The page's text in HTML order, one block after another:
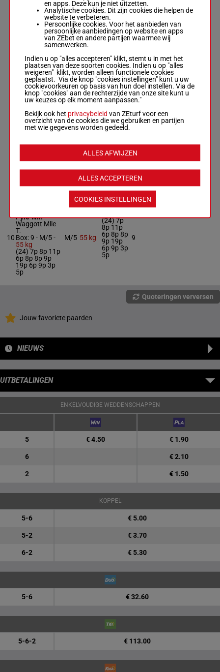
3p 8p 7p 7p
JOHN KIRKUP
D
Box: 4 -R/10 -
57.5 kg
11p 6p 6p 10p
3p (24) 10p 6p
11p 5p 4p 2p
R/1057.5
kg
3p (24)
10p 6p
11p 5p
4p 2p 2p
4
HYRCANIAN
(24) 8p 8p 9p
10p 6p 4p 3p
(24) 8p
10p 6p
4p 3p
10
Pyle Wil.-
Waggott Mlle
T.
Box: 9 - M/5 -
55 kg
(24) 7p 8p 11p
6p 8p 8p 9p
19p 6p 9p 3p
5p
M/5 55 kg
(24) 7p
8p 11p
6p 8p 8p
9p 19p
6p 9p 3p
5p
9
Quoteringen verversen
Jouw favoriete paarden
NIEUWS
UITBETALINGEN
ENKELVOUDIGE WEDDENSCHAPPEN
5 € 4.50 € 1.90
6 € 2.10
2 € 1.50
KOPPEL
5-6 € 5.00
5-2 € 3.70
6-2 € 5.30
5-6 € 32.60
5-6-2 € 113.00
en apps. Deze kun je niet uitzetten.
Analytische cookies. Dit zijn cookies die helpen de
website te verbeteren.
Persoonlijke cookies. Voor het aanbieden van
persoonlijke aanbiedingen op website en apps
van ZEbet en andere partijen waarmee wij
samenwerken.
Indien u op "alles accepteren" klikt, stemt u in met het
plaatsen van deze soorten cookies. Indien u op "alles
weigeren" klikt, worden alleen functionele cookies
geplaatst. Via de knop "cookies instellingen" kunt u uw
cookievoorkeuren op basis van hun doel instellen. Via de
knop "cookies" aan de rechterzijde van onze site kunt u
uw keuzes op elk moment aanpassen."
Bekijk ook het privacybeleid van ZEturf voor een
overzicht van de cookies die we gebruiken en partijen
met wie gegevens worden gedeeld.
ALLES ACCEPTEREN
ALLES AFWIJZEN
COOKIES INSTELLINGEN